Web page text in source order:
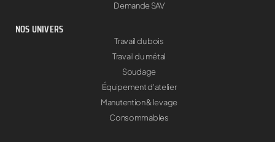
Demande SAV
NOS UNIVERS
Travail du bois
Travail du métal
Soudage
Équipement d'atelier
Manutention & levage
Consommables